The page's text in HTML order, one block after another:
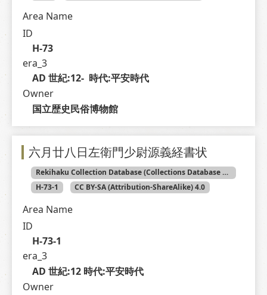
Area Name
ID
H-73
era_3
AD 世紀:12-  時代:平安時代
Owner
国立歴史民俗博物館
六月廿八日左衛門少尉源義経書状
Rekihaku Collection Database (Collections Database of the National Museum of Japanese History)
H-73-1
CC BY-SA (Attribution-ShareAlike) 4.0
Area Name
ID
H-73-1
era_3
AD 世紀:12 時代:平安時代
Owner